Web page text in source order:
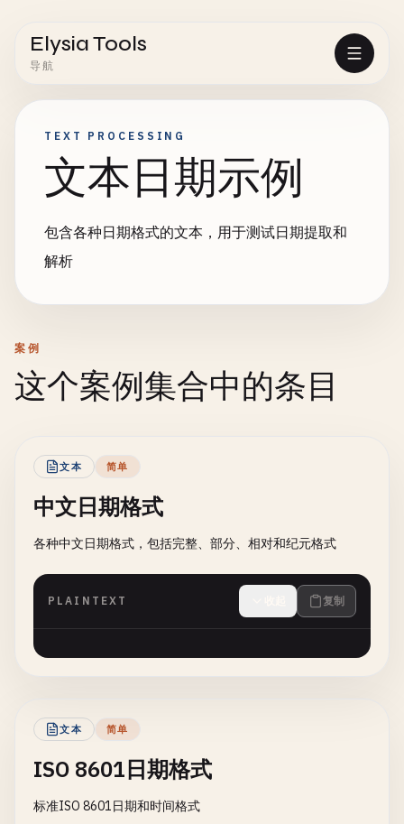
Elysia Tools
导航
TEXT PROCESSING
文本日期示例
包含各种日期格式的文本，用于测试日期提取和
解析
案例
这个案例集合中的条目
文本 简单
中文日期格式
各种中文日期格式，包括完整、部分、相对和纪元格式
PLAINTEXT 复制
文本 简单
ISO 8601日期格式
标准ISO 8601日期和时间格式